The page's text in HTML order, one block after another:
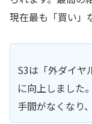
現在最も「買い」
S3は「外ダイヤ
に向上しました
手間がなくなり